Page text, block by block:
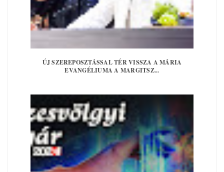
ÚJ SZEREPOSZTÁSSAL TÉR VISSZA A MÁRIA
EVANGÉLIUMA A MARGITSZ...